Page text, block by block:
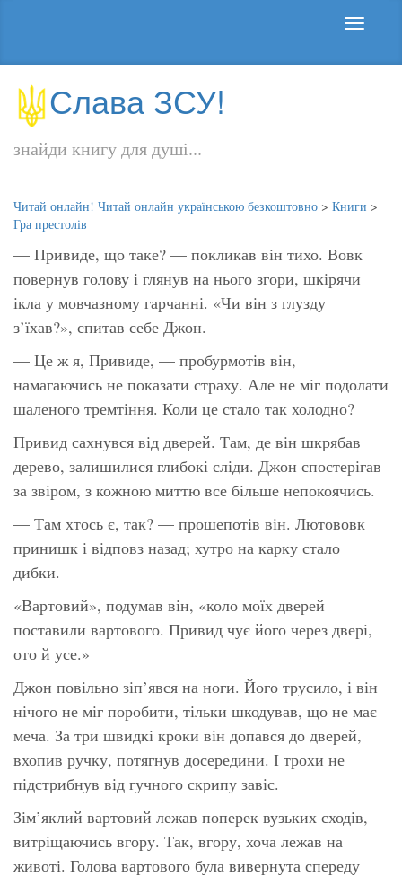
Слава ЗСУ!
знайди книгу для душі...
Читай онлайн! Читай онлайн українською безкоштовно > Книги >
Гра престолів
— Привиде, що таке? — покликав він тихо. Вовк
повернув голову і глянув на нього згори, шкірячи
ікла у мовчазному гарчанні. «Чи він з глузду
з’їхав?», спитав себе Джон.
— Це ж я, Привиде, — пробурмотів він,
намагаючись не показати страху. Але не міг подолати
шаленого тремтіння. Коли це стало так холодно?
Привид сахнувся від дверей. Там, де він шкрябав
дерево, залишилися глибокі сліди. Джон спостерігав
за звіром, з кожною миттю все більше непокоячись.
— Там хтось є, так? — прошепотів він. Лютововк
принишк і відповз назад; хутро на карку стало
дибки.
«Вартовий», подумав він, «коло моїх дверей
поставили вартового. Привид чує його через двері,
ото й усе.»
Джон повільно зіп’явся на ноги. Його трусило, і він
нічого не міг поробити, тільки шкодував, що не має
меча. За три швидкі кроки він допався до дверей,
вхопив ручку, потягнув досередини. І трохи не
підстрибнув від гучного скрипу завіс.
Зім’яклий вартовий лежав поперек вузьких сходів,
витріщаючись вгору. Так, вгору, хоча лежав на
животі. Голова вартового була вивернута спереду